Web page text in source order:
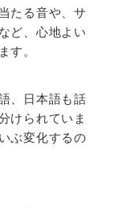
たる音や、サ
ど、心地よい
す。
、日本語も話
けられていま
ぶ変化するの